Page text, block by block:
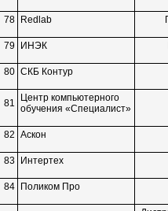
78 Redlab
79 ИНЭК
80 СКБ Контур
81
Центр компьютерного
обучения «Специалист»
82 Аскон
83 Интертех
84 Поликом Про